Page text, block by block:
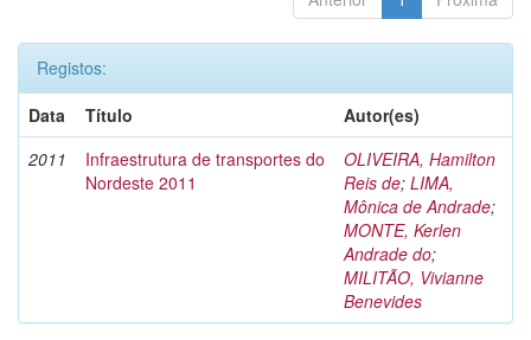
Registos:
Data
Título
Autor(es)
2011
Infraestrutura de transportes do
Nordeste 2011
OLIVEIRA, Hamilton
Reis de; LIMA,
Mônica de Andrade;
MONTE, Kerlen
Andrade do;
MILITÃO, Vivianne
Benevides